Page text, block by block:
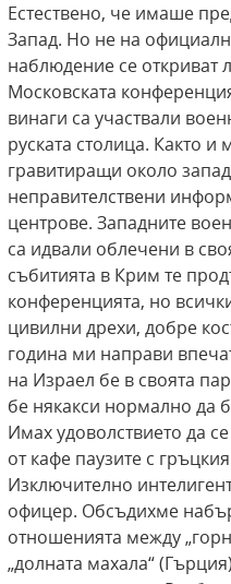
Естествено, че имаше
Запад. Но не на
наблюдение се откриват
Московската
винаги са участвали
руската столица. Както и
гравитиращи около
неправителствени
центрове. Западните
са идвали облечени в
събитията в Крим те
конференцията, но
цивилни дрехи, добре
година ми направи
на Израел бе в своята
бе някакси нормално да
Имах удоволствието да
от кафе паузите с
Изключително
офицер. Обсъдихме
отношенията между
„долната махала“